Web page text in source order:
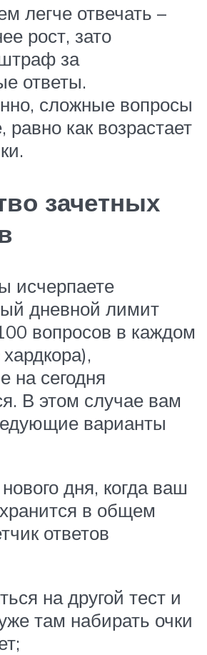
легче отвечать –
рост, зато
за
ответы.
сложные вопросы
как возрастает
зачетных
исчерпаете
дневной лимит
вопросов в каждом
на сегодня
В этом случае вам
варианты
дня, когда ваш
в общем
ответов
на другой тест и
там набирать очки